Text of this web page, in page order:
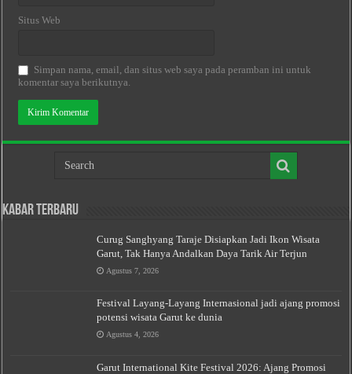
Situs Web
Simpan nama, email, dan situs web saya pada peramban ini untuk
komentar saya berikutnya.
Kabar Terbaru
Curug Sanghyang Taraje Disiapkan Jadi Ikon Wisata
Garut, Tak Hanya Andalkan Daya Tarik Air Terjun
Agustus 7, 2026
Festival Layang-Layang Internasional jadi ajang promosi
potensi wisata Garut ke dunia
Agustus 4, 2026
Garut International Kite Festival 2026: Ajang Promosi